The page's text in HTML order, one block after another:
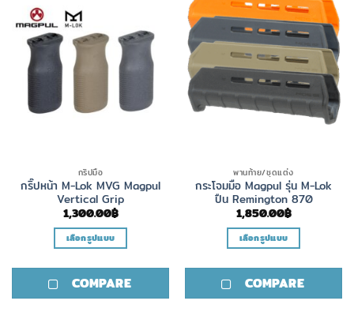
กริปมือ
กริ๊ปหน้า M-Lok MVG Magpul
Vertical Grip
1,300.00฿
เลือกรูปแบบ
product
has
COMPARE
พานท้าย/ชุดแต่ง
กระโจมมือ Magpul รุ่น M-Lok
ปืน Remington 870
1,850.00฿
เลือกรูปแบบ
product
has
COMPARE